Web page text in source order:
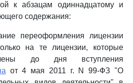
к абзацам одиннадцатому и
содержания:
переоформления лицензии
на те лицензии, которые
до дня вступления
от 4 мая 2011 г. N 99-ФЗ "О